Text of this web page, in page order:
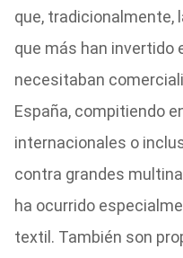
que, tradicionalmente,
que más han invertido
necesitaban
España, compitiendo
internacionales o
contra grandes
ha ocurrido
textil. También son